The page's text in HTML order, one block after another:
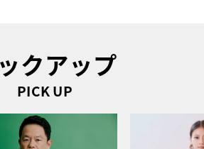
クアップ
PICK UP